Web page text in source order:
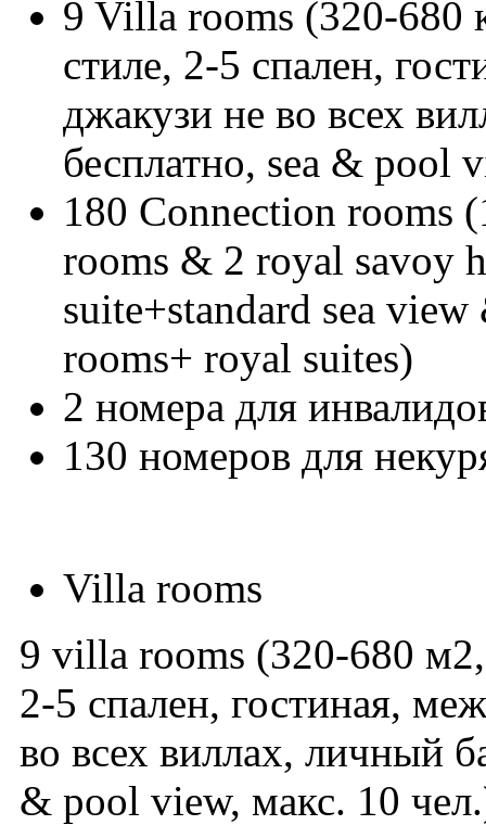
9 Villa rooms (320-680
стиле, 2-5 спален,
джакузи не во всех
бесплатно, sea & pool
180 Connection rooms
rooms & 2 royal savoy
suite+standard sea
rooms+ royal suites)
2 номера для
130 номеров для
Villa rooms
9 villa rooms (320-680 м2,
2-5 спален, гостиная,
во всех виллах, личный
& pool view, макс. 10